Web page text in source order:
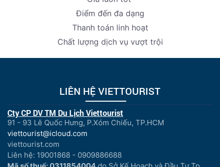
Điểm đến đa dạng
Thanh toán linh hoạt
Chất lượng dịch vụ vượt trội
LIÊN HỆ VIETTOURIST
Cty CP DV TM Du Lịch Viettourist
91 - 93 Lê Quốc Hưng, P.Xóm Chiếu, TP.HCM
viettourist@icloud.com
viettourist.com
Liên hệ: 19001868 - 0909886688